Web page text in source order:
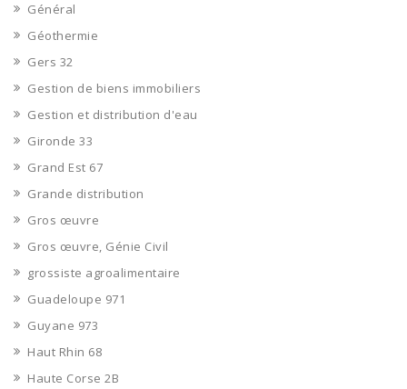
Général
Géothermie
Gers 32
Gestion de biens immobiliers
Gestion et distribution d'eau
Gironde 33
Grand Est 67
Grande distribution
Gros œuvre
Gros œuvre, Génie Civil
grossiste agroalimentaire
Guadeloupe 971
Guyane 973
Haut Rhin 68
Haute Corse 2B